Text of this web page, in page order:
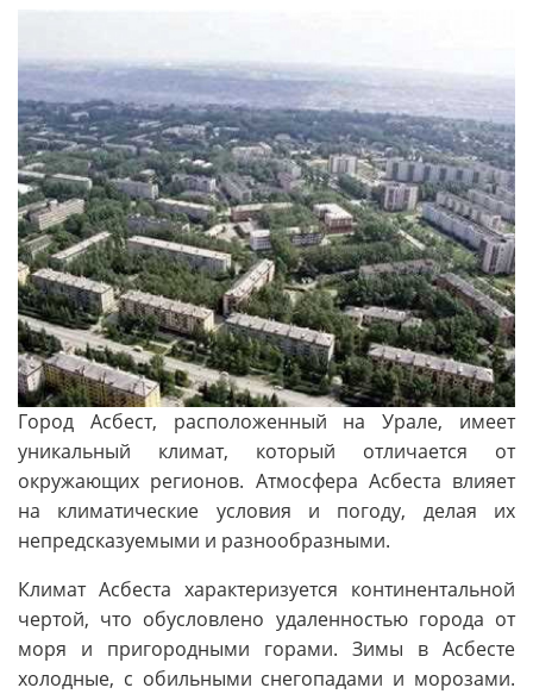
Город Асбест, расположенный на Урале, имеет
уникальный климат, который отличается от
окружающих регионов. Атмосфера Асбеста влияет
на климатические условия и погоду, делая их
непредсказуемыми и разнообразными.
Климат Асбеста характеризуется континентальной
чертой, что обусловлено удаленностью города от
моря и пригородными горами. Зимы в Асбесте
холодные, с обильными снегопадами и морозами.